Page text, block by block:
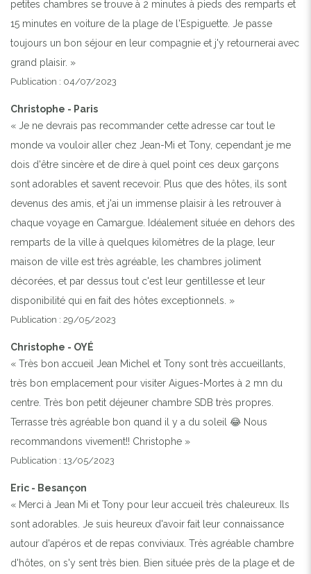
Previous Next
petites chambres se trouve à 2 minutes à pieds des remparts et
15 minutes en voiture de la plage de l'Espiguette. Je passe
toujours un bon séjour en leur compagnie et j'y retournerai avec
grand plaisir. »
Publication : 04/07/2023
Christophe - Paris
« Je ne devrais pas recommander cette adresse car tout le
monde va vouloir aller chez Jean-Mi et Tony, cependant je me
dois d'être sincère et de dire à quel point ces deux garçons
sont adorables et savent recevoir. Plus que des hôtes, ils sont
devenus des amis, et j'ai un immense plaisir à les retrouver à
chaque voyage en Camargue. Idéalement située en dehors des
remparts de la ville à quelques kilomètres de la plage, leur
maison de ville est très agréable, les chambres joliment
décorées, et par dessus tout c'est leur gentillesse et leur
disponibilité qui en fait des hôtes exceptionnels. »
Publication : 29/05/2023
Christophe - OYÉ
« Très bon accueil Jean Michel et Tony sont très accueillants,
très bon emplacement pour visiter Aigues-Mortes à 2 mn du
centre. Très bon petit déjeuner chambre SDB très propres.
Terrasse très agréable bon quand il y a du soleil 😂 Nous
recommandons vivement!! Christophe »
Publication : 13/05/2023
Eric - Besançon
« Merci à Jean Mi et Tony pour leur accueil très chaleureux. Ils
sont adorables. Je suis heureux d'avoir fait leur connaissance
autour d'apéros et de repas conviviaux. Très agréable chambre
d'hôtes, on s'y sent très bien. Bien située près de la plage et de